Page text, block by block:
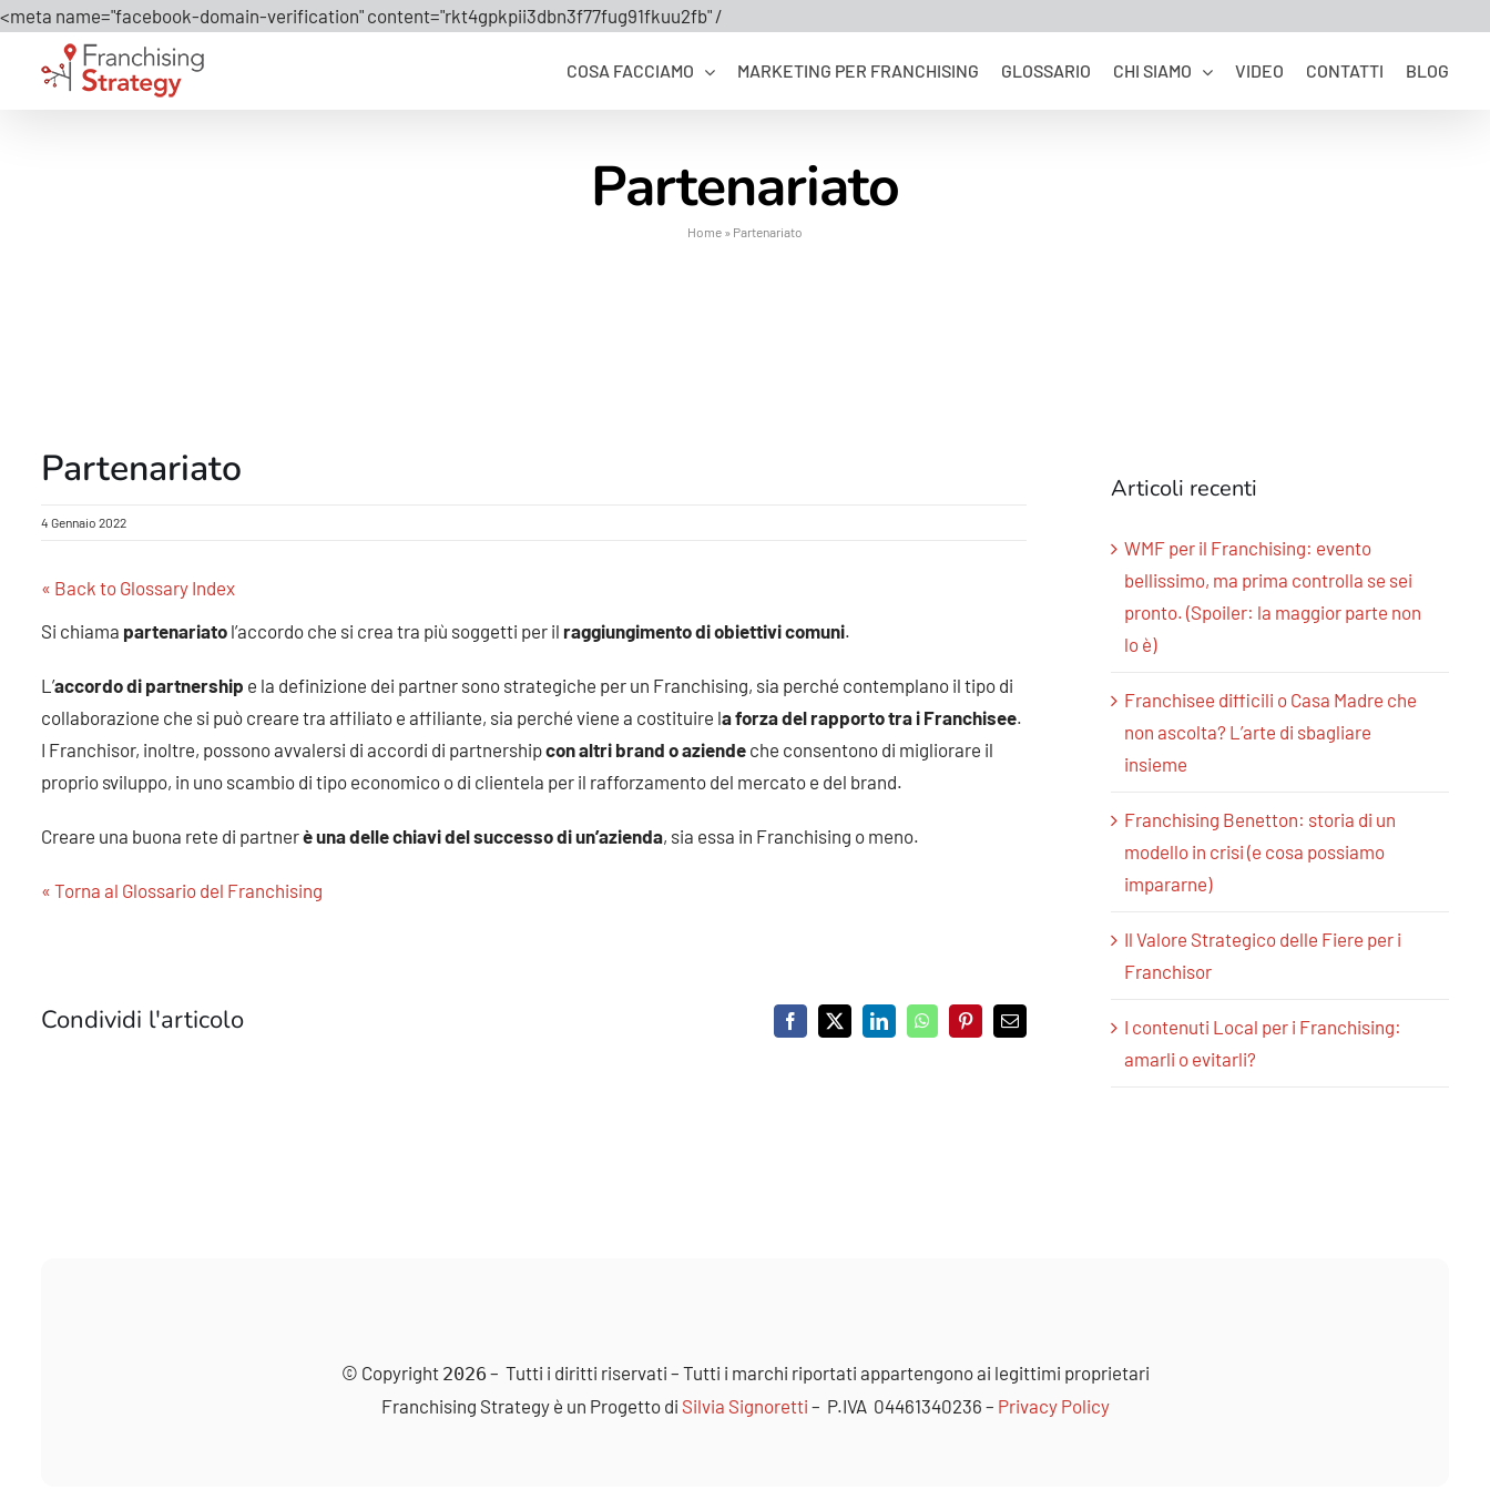
<meta name="facebook-domain-verification" content="rkt4gpkpii3dbn3f77fug91fkuu2fb" /
contenuto
COSA FACCIAMO MARKETING PER FRANCHISING GLOSSARIO CHI SIAMO VIDEO CONTATTI BLOG
Partenariato
Home » Partenariato
Partenariato
4 Gennaio 2022
« Back to Glossary Index
Si chiama partenariato l’accordo che si crea tra più soggetti per il raggiungimento di obiettivi comuni.
L’accordo di partnership e la definizione dei partner sono strategiche per un Franchising, sia perché contemplano il tipo di
collaborazione che si può creare tra affiliato e affiliante, sia perché viene a costituire la forza del rapporto tra i Franchisee.
I Franchisor, inoltre, possono avvalersi di accordi di partnershipcon altri brand o aziende che consentono di migliorare il
proprio sviluppo, in uno scambio di tipo economico o di clientela per il rafforzamento del mercato e del brand.
Creare una buona rete di partnerè una delle chiavi del successo di un’azienda, sia essa in Franchising o meno.
« Torna al Glossario del Franchising
Condividi l'articolo Facebook
X LinkedInWhatsAppPinterestEmail
Articoli recenti
WMF per il Franchising: evento
bellissimo, ma prima controlla se sei
pronto. (Spoiler: la maggior parte non
lo è)
Franchisee difficili o Casa Madre che
non ascolta? L’arte di sbagliare
insieme
Franchising Benetton: storia di un
modello in crisi (e cosa possiamo
impararne)
Il Valore Strategico delle Fiere per i
Franchisor
I contenuti Local per i Franchising:
amarli o evitarli?
© Copyright 2026 – Tutti i diritti riservati – Tutti i marchi riportati appartengono ai legittimi proprietari
Franchising Strategy è un Progetto di Silvia Signoretti – P.IVA 04461340236 – Privacy Policy